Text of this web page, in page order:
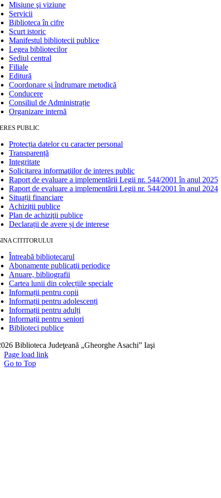
Misiune şi viziune
Servicii
Biblioteca în cifre
Scurt istoric
Manifestul bibliotecii publice
Legea bibliotecilor
Sediul central
Filiale
Editură
Coordonare și îndrumare metodică
Conducere
Consiliul de Administrație
Organizare internă
PUBLIC
Protecția datelor cu caracter personal
Transparență
Integritate
Solicitarea informaţiilor de interes public
Raport de evaluare a implementării Legii nr. 544/2001 în anul 2025
Raport de evaluare a implementării Legii nr. 544/2001 în anul 2024
Situații financiare
Achiziții publice
Plan de achiziţii publice
Declarații de avere și de interese
CITITORULUI
Întreabă bibliotecarul
Abonamente publicaţii periodice
Anuare, bibliografii
Cartea lunii din colecțiile speciale
Informații pentru copii
Informații pentru adolescenți
Informații pentru adulți
Informații pentru seniori
Biblioteci publice
Biblioteca Judeţeană „Gheorghe Asachi” Iaşi
Page load link
Go to Top